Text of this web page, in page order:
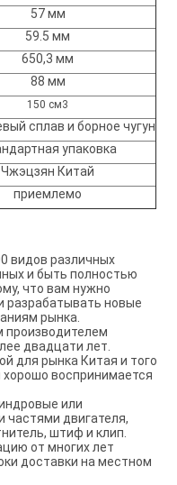
57 мм
59.5 мм
650,3 мм
88 мм
150 см3
сплав и борное чугун
упаковка
Чжэцзян Китай
приемлемо
видов различных
и быть полностью
что вам нужно
новые
рынка.
двадцати лет.
для рынка Китая и того
воспринимается
или
частями двигателя,
штиф и клип.
от многих лет
доставки на местном